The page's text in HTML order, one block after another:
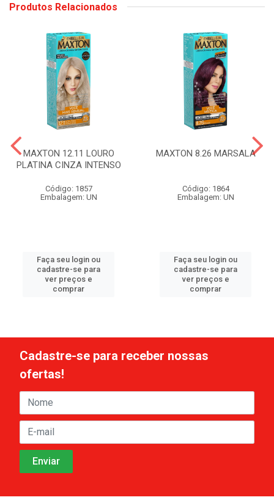
Produtos Relacionados
MAXTON 12.11 LOURO
PLATINA CINZA INTENSO
Código: 1857
Embalagem: UN
Faça seu login ou
cadastre-se para
ver preços e
comprar
MAXTON 8.26 MARSALA
Código: 1864
Embalagem: UN
Faça seu login ou
cadastre-se para
ver preços e
comprar
Cadastre-se para receber nossas
ofertas!